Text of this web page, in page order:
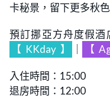
卡秘景，留下更多秋色
預訂挪亞方舟度假酒
【 KKday 】 【
入住時間：15:00
退房時間：12:00